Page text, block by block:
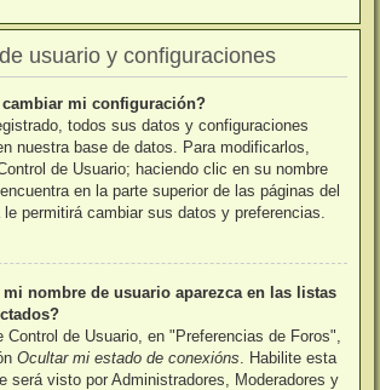
usuario y configuraciones
cambiar mi configuración?
todos sus datos y configuraciones
nuestra base de datos. Para modificarlos,
de Usuario; haciendo clic en su nombre
en la parte superior de las páginas del
permitirá cambiar sus datos y preferencias.
nombre de usuario aparezca en las listas
Control de Usuario, en "Preferencias de Foros",
Ocultar mi estado de conexións . Habilite esta
será visto por Administradores, Moderadores y